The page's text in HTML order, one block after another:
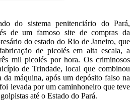
do sistema penitenciário do Pará,
de um famoso site de compras da
do estado do Rio de Janeiro, que
de picolés em alta escala, a
mil picolés por hora. Os criminosos
de Trindade, local que combinou
da máquina, após um depósito falso na
levada por um caminhoneiro que teve
até o Estado do Pará.